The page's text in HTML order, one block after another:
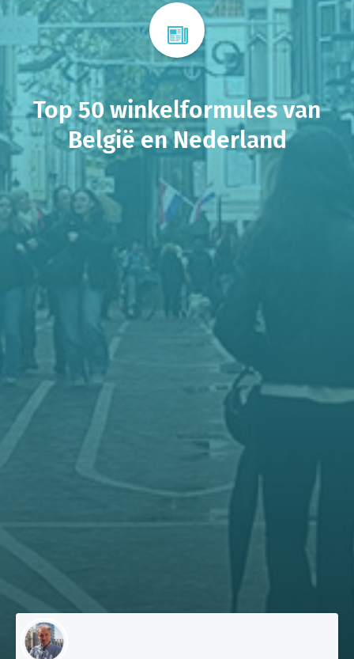
Top 50 winkelformules van
België en Nederland